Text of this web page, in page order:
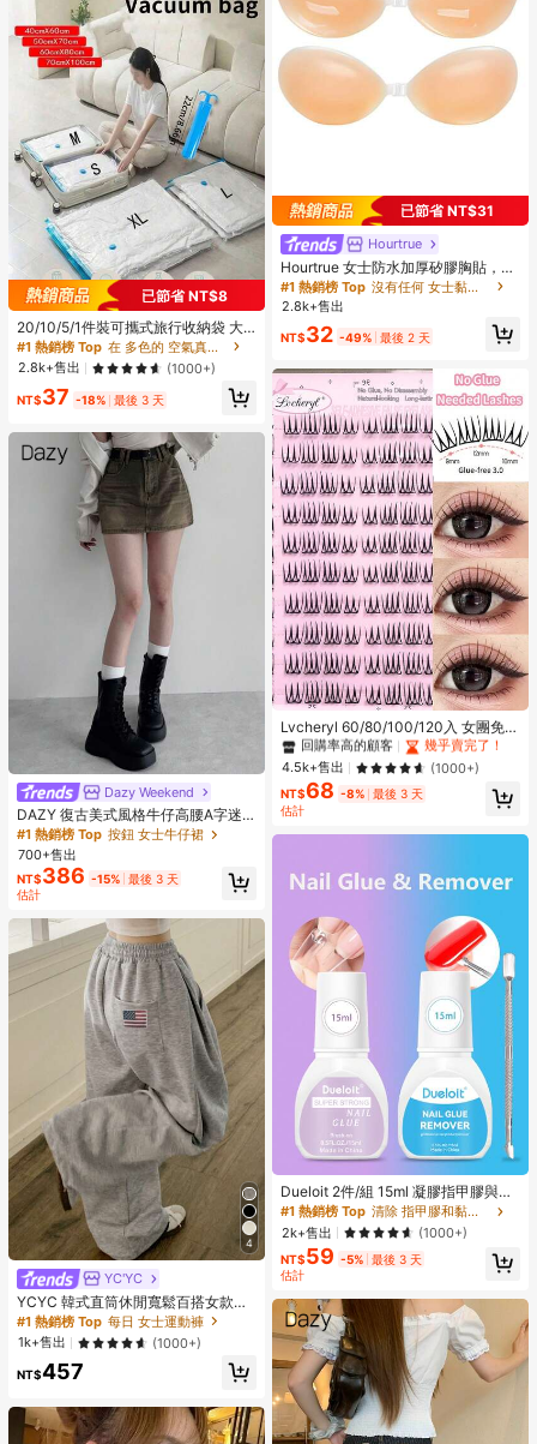
已節省 NT$8
20/10/5/1件裝可攜式旅行收納袋 大
容量壓縮真空袋 可重複使用 折疊式收
納袋 行李袋 防塵包裝收納方塊 防潮
防蛀 省空間 適用於衣物、被褥、衣
櫥，開學季適用
#1 熱銷榜 Top
在 多色的 空氣真空袋和泵
2.8k+售出
(1000+)
NT$37 -18% 最後 3 天
Dazy Weekend
DAZY 復古美式風格牛仔高腰A字迷
你裙，新款牛仔裙校園風
#1 熱銷榜 Top 按鈕 女士牛仔裙
700+售出
NT$386 -15% 最後 3 天
估計
4
YC'YC
YCYC 韓式直筒休閒寬鬆百搭女款運
動長褲 秋季
#1 熱銷榜 Top 每日 女士運動褲
1k+售出
(1000+)
NT$457
已節省 NT$31
Hourtrue
Hourtrue 女士防水加厚矽膠胸貼，適
合小胸提升與聚攏，婚禮攝影專用，
適合伴娘使用
#1 熱銷榜 Top
沒有任何 女士黏性胸罩
2.8k+售出
NT$32 -49% 最後 2 天
Lvcheryl 60/80/100/120入 女團免膠
假睫毛 - 超薄自黏式睫毛接長 C捲，
無需膠水，自然外觀，適合初學者 DI
Y 睫毛，派對長效持妝，柔軟質感睫
毛彩妝
#1 熱銷榜 Top
無需膠水，無需去除劑 單根睫毛
回購率高的顧客
幾乎賣完了！
#1 熱銷榜 Top
無需膠水，無需去除劑 單根睫毛
回購率高的顧客
幾乎賣完了！
#1 熱銷榜 Top
無需膠水，無需去除劑 單根睫毛
回購率高的顧客
幾乎賣完了！
#1 熱銷榜 Top
無需膠水，無需去除劑 單根睫毛
回購率高的顧客
幾乎賣完了！
4.5k+售出 (1000+)
NT$68 -8% 最後 3 天
估計
Dueloit 2件/組 15ml 凝膠指甲膠與卸
甲液套組，包含 15ml 超強力凝膠指
甲膠（適用於壓克力假指甲）、15ml
快速卸甲液附指緣推棒，隨機顏色
#1 熱銷榜 Top
清除 指甲膠和黏合劑
2k+售出
(1000+)
NT$59 -5% 最後 3 天
估計